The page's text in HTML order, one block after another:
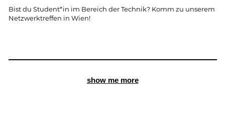
Bist du Stu­dent*in im Be­reich der Tech­nik? Komm zu un­se­rem
Netz­werk­tref­fen in Wien!
show me more